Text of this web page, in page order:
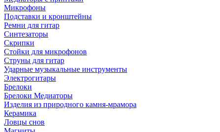
Микрофоны
Подставки и кронштейны
Ремни для гитар
Синтезаторы
Скрипки
Стойки для микрофонов
Струны для гитар
Ударные музыкальные инструменты
Электрогитары
Брелоки
Брелоки Медиаторы
Изделия из природного камня-мрамора
Керамика
Ловцы снов